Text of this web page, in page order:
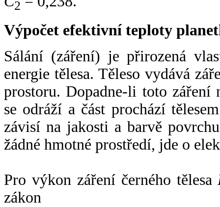
2
Výpočet efektivní teploty
Sálání (záření) je přirozená
energie tělesa. Těleso vydává
prostoru. Dopadne-li toto záření
se odráží a část prochází
závisí na jakosti a barvě
žádné hmotné prostředí, jde o
Pro výkon záření černého tělesa
zákon